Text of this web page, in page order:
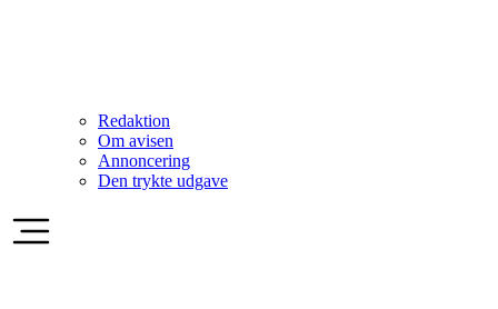
Redaktion
Om avisen
Annoncering
Den trykte udgave